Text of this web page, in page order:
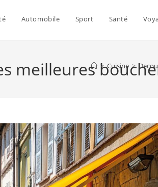
Automobile Sport Santé
meilleures > Cuisine >